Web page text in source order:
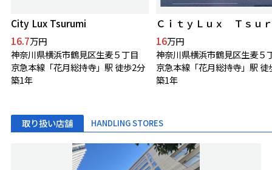
City Lux Tsurumi
16.7万円
神奈川県横浜市鶴見区生麦５丁目
京急本線「花月総持寺」駅 徒歩2分
築1年
16万円
神奈川県横浜市鶴見区生麦５
京急本線「花月総持寺」駅 徒
築1年
取り扱い店舗 HANDLING STORES